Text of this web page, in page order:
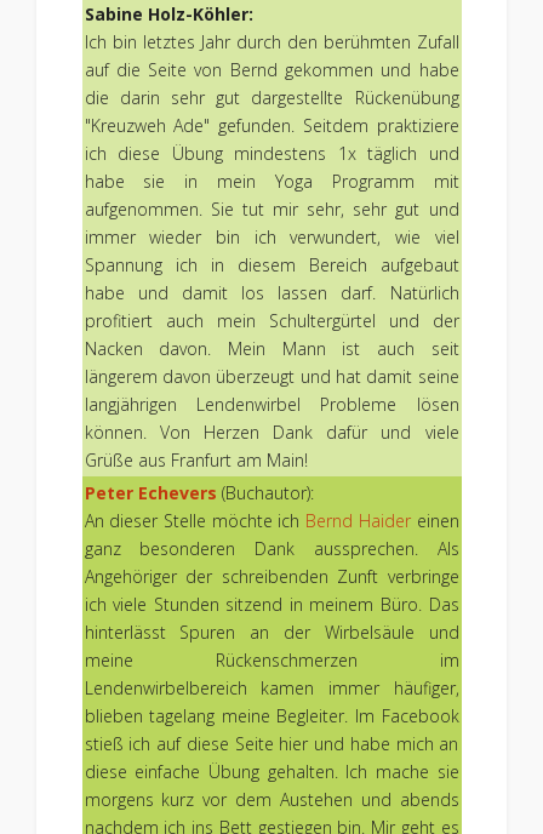
Sabine Holz-Köhler:
Ich bin letztes Jahr durch den berühmten Zufall
auf die Seite von Bernd gekommen und habe
die darin sehr gut dargestellte Rückenübung
"Kreuzweh Ade" gefunden. Seitdem praktiziere
ich diese Übung mindestens 1x täglich und
habe sie in mein Yoga Programm mit
aufgenommen. Sie tut mir sehr, sehr gut und
immer wieder bin ich verwundert, wie viel
Spannung ich in diesem Bereich aufgebaut
habe und damit los lassen darf. Natürlich
profitiert auch mein Schultergürtel und der
Nacken davon. Mein Mann ist auch seit
längerem davon überzeugt und hat damit seine
langjährigen Lendenwirbel Probleme lösen
können. Von Herzen Dank dafür und viele
Grüße aus Franfurt am Main!
Peter Echevers (Buchautor):
An dieser Stelle möchte ich Bernd Haidereinen
ganz besonderen Dank aussprechen. Als
Angehöriger der schreibenden Zunft verbringe
ich viele Stunden sitzend in meinem Büro. Das
hinterlässt Spuren an der Wirbelsäule und
meine Rückenschmerzen im
Lendenwirbelbereich kamen immer häufiger,
blieben tagelang meine Begleiter. Im Facebook
stieß ich auf diese Seite hier und habe mich an
diese einfache Übung gehalten. Ich mache sie
morgens kurz vor dem Austehen und abends
nachdem ich ins Bett gestiegen bin. Mir geht es